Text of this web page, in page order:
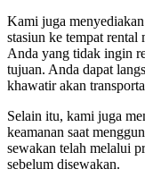
Kami juga
stasiun ke tempat
Anda yang tidak ingin
tujuan. Anda dapat
khawatir akan
Selain itu, kami juga
keamanan saat
sewakan telah melalui
sebelum disewakan.